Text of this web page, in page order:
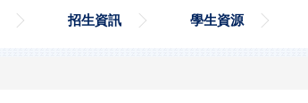
招生資訊 學生資源